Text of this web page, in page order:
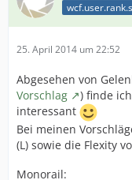
Trams: (The oldest
the biggest, and
Bombardier -
Tatra - KT4D mod
the '70s and is still
Europe)
25. April 2014 um 22:52
Abgesehen von
Vorschlag
) finde ich
interessant
Bei meinen
(L) sowie die Flexity
Monorail: